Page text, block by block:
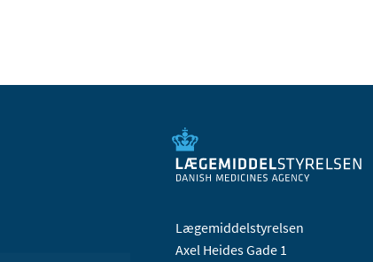
Lægemiddelstyrelsen
Axel Heides Gade 1